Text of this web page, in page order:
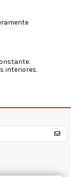
interiores.